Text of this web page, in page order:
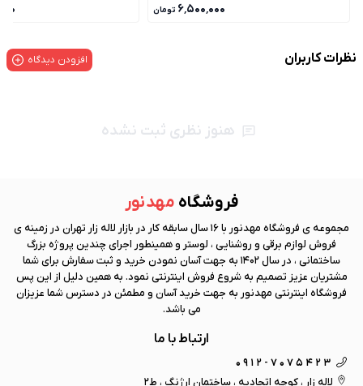
۶٬۵۰۰٬۰۰۰ تومان
نظرات کاربران افزودن دیدگاه
هنوز نظری ثبت نشده
فروشگاه مهد نور
مجموعه ی فروشگاه مهد نور
با 16 سال سابقه کار در بازار لاله زار تهران در زمینه ی
فروش لوازم برقی و روشنایی ، لوستر و همینطور اجرای چندین پروژه بزرگ
ساختمانی ، در سال 1402 به جهت آسان نمودن خرید و ثبت سفارش برای شما
مشتریان عزیز تصمیم به شروع فروش اینترنتی نمود. به همین دلیل از این پس
فروشگاه اینترنتی مهد نور به جهت خرید آسان و مطمئن در دسترس شما عزیزان
می باشد.
ارتباط با ما
0912-7075423
لاله زار ، کوچه اتحادیه ، ساختمان ارژنگ ، ط2